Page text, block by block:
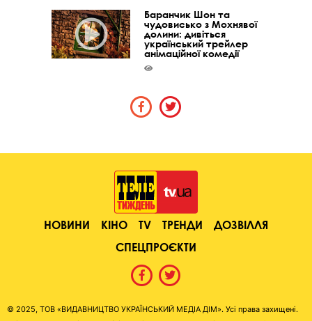
Баранчик Шон та
чудовисько з Мохнявої
долини: дивіться
український трейлер
анімаційної комедії
НОВИНИ КІНО TV ТРЕНДИ
ДОЗВІЛЛЯ
СПЕЦПРОЄКТИ
© 2025, ТОВ «ВИДАВНИЦТВО УКРАЇНСЬКИЙ МЕДІА ДІМ». Усі права захищені.